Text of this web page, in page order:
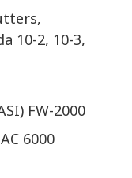
10-2, 10-3,
FW-2000
6000